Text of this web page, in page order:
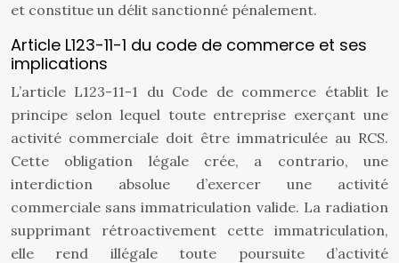
et constitue un délit sanctionné pénalement.
Article L123-11-1 du code de commerce et ses
implications
L’article L123-11-1 du Code de commerce établit le
principe selon lequel toute entreprise exerçant une
activité commerciale doit être immatriculée au RCS.
Cette obligation légale crée, a contrario, une
interdiction absolue d’exercer une activité
commerciale sans immatriculation valide. La radiation
supprimant rétroactivement cette immatriculation,
elle rend illégale toute poursuite d’activité